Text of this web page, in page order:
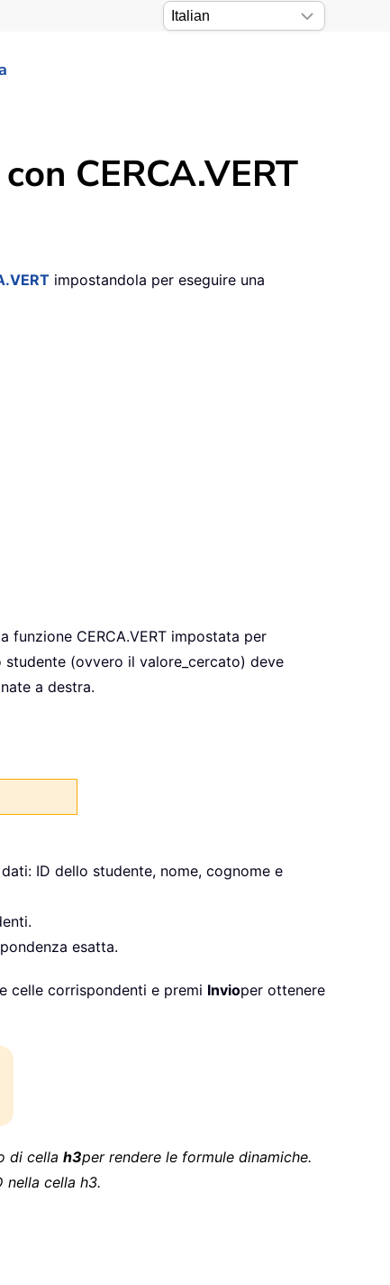
CERCA.VERT
impostandola per eseguire una
funzione CERCA.VERT impostata per
studente (ovvero il valore_cercato) deve
a destra.
ID dello studente, nome, cognome e
esatta.
celle corrispondenti e premi Invioper ottenere
di cella h3per rendere le formule dinamiche.
nella cella h3.